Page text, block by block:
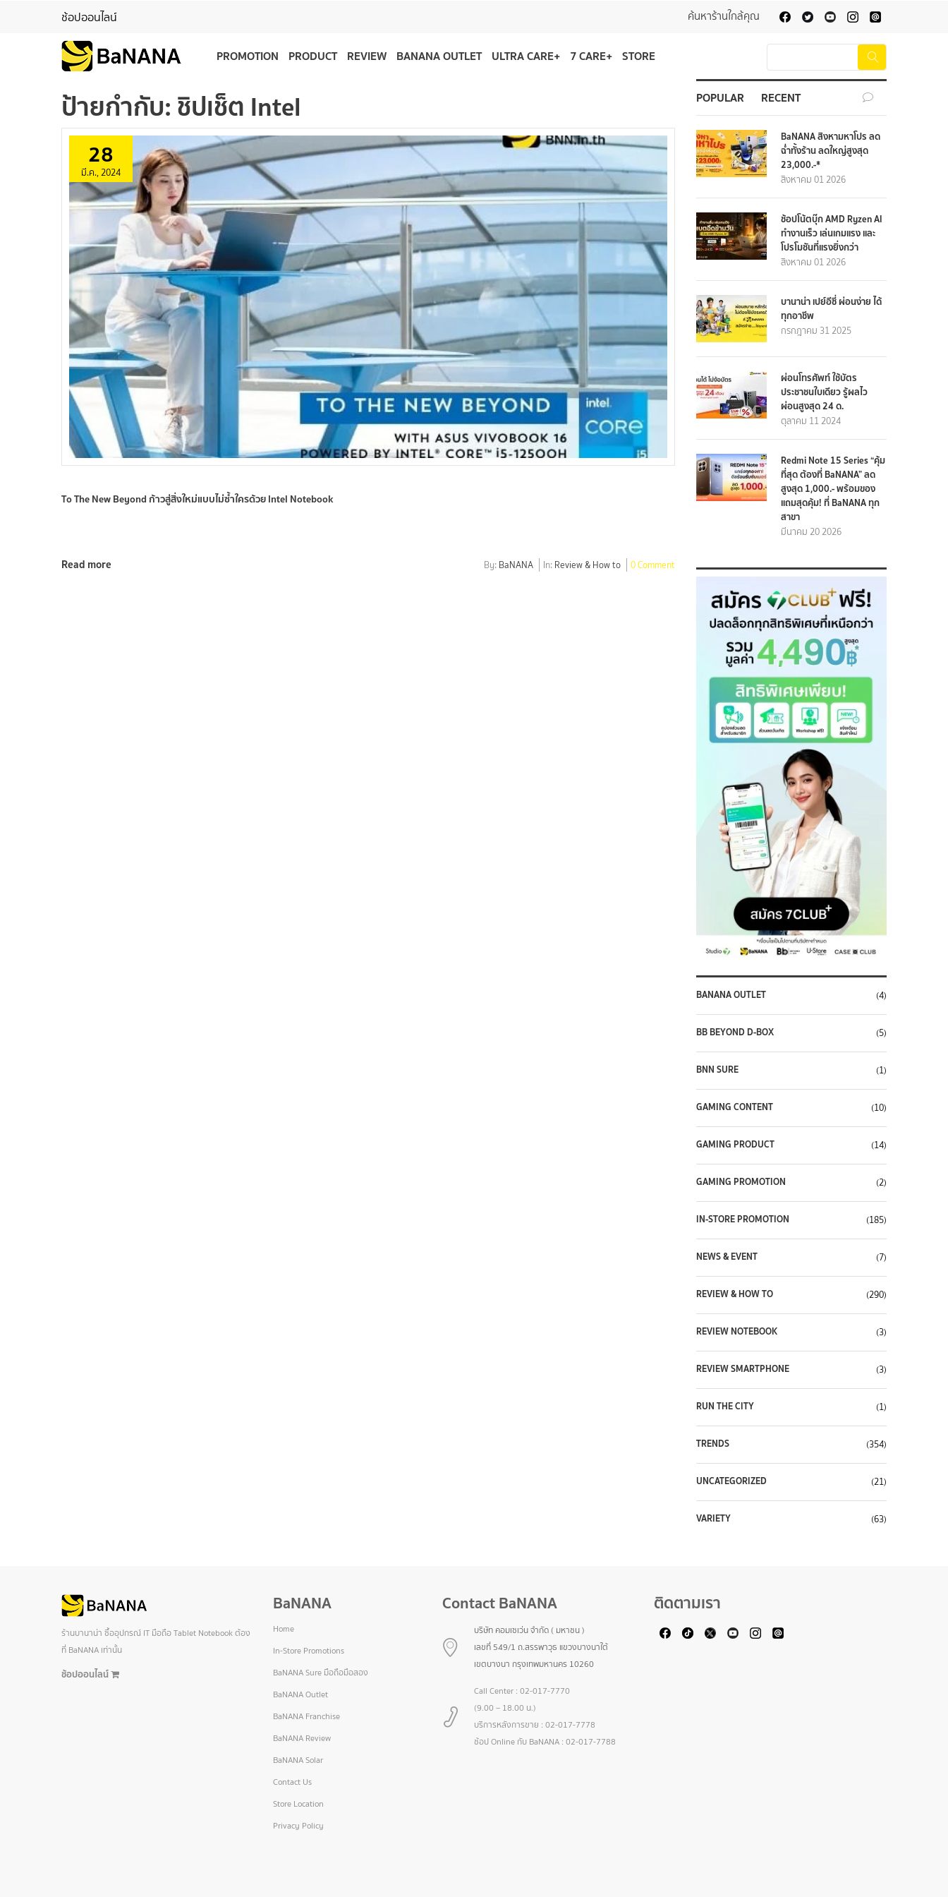
ช้อปออนไลน์ ค้นหาร้านใกล้คุณ
PROMOTION PRODUCT REVIEW BANANA OUTLET ULTRA CARE+ 7 CARE+ STORE
ป้ายกำกับ:ชิปเช็ต Intel
28
มี.ค., 2024
To The New Beyond ก้าวสู่สิ่งใหม่แบบไม่ซ้ำใครด้วย Intel Notebook
Read more By: BaNANA In: Review & How to 0 Comment
POPULAR RECENT
BaNANA สิงหามหาโปร ลด
ฉ่ำทั้งร้าน ลดใหญ่สูงสุด
23,000.-*
สิงหาคม 01 2026
ช้อปโน้ตบุ๊ก AMD Ryzen AI
ทำงานเร็ว เล่นเกมแรง และ
โปรโมชันที่แรงยิ่งกว่า
สิงหาคม 01 2026
บานาน่า เปย์อีซี่ ผ่อนง่าย ได้
ทุกอาชีพ
กรกฎาคม 31 2025
ผ่อนโทรศัพท์ ใช้บัตร
ประชาชนใบเดียว รู้ผลไว
ผ่อนสูงสุด 24 ด.
ตุลาคม 11 2024
Redmi Note 15 Series “คุ้ม
ที่สุด ต้องที่ BaNANA” ลด
สูงสุด 1,000.- พร้อมของ
แถมสุดคุ้ม! ที่ BaNANA ทุก
สาขา
มีนาคม 20 2026
BANANA OUTLET (4)
BB BEYOND D-BOX (5)
BNN SURE (1)
GAMING CONTENT (10)
GAMING PRODUCT (14)
GAMING PROMOTION (2)
IN-STORE PROMOTION (185)
NEWS & EVENT (7)
REVIEW & HOW TO (290)
REVIEW NOTEBOOK (3)
REVIEW SMARTPHONE (3)
RUN THE CITY (1)
TRENDS (354)
UNCATEGORIZED (21)
VARIETY (63)
ร้านบานาน่า ซื้ออุปกรณ์ IT มือถือ Tablet Notebook ต้อง
ที่ BaNANA เท่านั้น
ช้อปออนไลน์
BaNANA
Home
In-Store Promotions
BaNANA Sure มือถือมือสอง
BaNANA Outlet
BaNANA Franchise
BaNANA Review
BaNANA Solar
Contact Us
Store Location
Privacy Policy
Contact BaNANA
บริษัท คอมเซเว่น จำกัด ( มหาชน )
เลขที่ 549/1 ถ.สรรพาวุธ แขวงบางนาใต้
เขตบางนา กรุงเทพมหานคร 10260
Call Center : 02-017-7770
(9.00 – 18.00 น.)
บริการหลังการขาย : 02-017-7778
ช้อป Online กับ BaNANA : 02-017-7788
ติดตามเรา